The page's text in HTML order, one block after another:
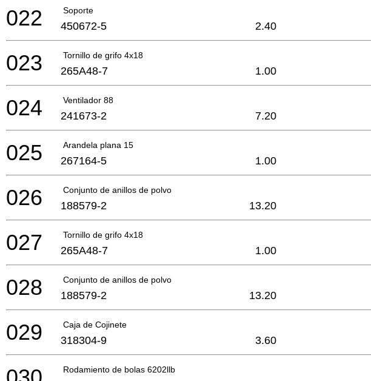
Soporte
022 450672-5 2.40
Tornillo de grifo 4x18
023 265A48-7 1.00
Ventilador 88
024 241673-2 7.20
Arandela plana 15
025 267164-5 1.00
Conjunto de anillos de polvo
026 188579-2 13.20
Tornillo de grifo 4x18
027 265A48-7 1.00
Conjunto de anillos de polvo
028 188579-2 13.20
Caja de Cojinete
029 318304-9 3.60
Rodamiento de bolas 6202llb